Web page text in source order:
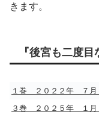
きます。
『後宮も二度
１巻 ２０２２年 ７
３巻 ２０２５年 １